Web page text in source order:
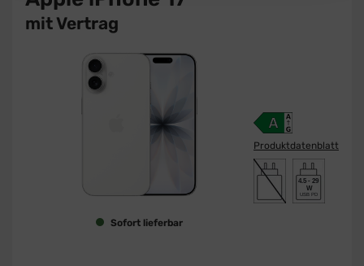
mit Vertrag
Sofort lieferbar
Produktdatenblatt
4.5 - 29
W
USB PD